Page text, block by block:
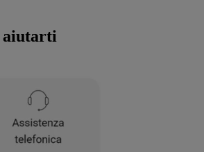
aiutarti
tuoi dati con terze parti
Accedendo alla sezione
preferenze.